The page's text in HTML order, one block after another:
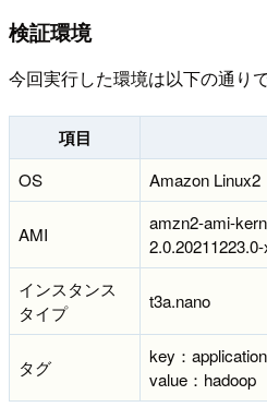
検証環境
今回実行した環境は以下の通りで
項目
OS Amazon Linux2
AMI
amzn2-ami-
インスタンス
タイプ
t3a.nano
タグ
key：
value：hadoop